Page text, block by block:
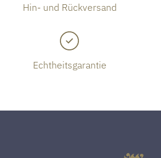
Hin- und Rückversand
Echtheitsgarantie